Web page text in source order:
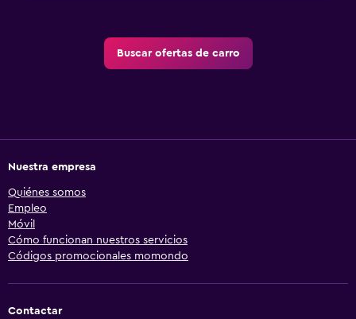
Buscar ofertas de carro
Nuestra empresa
Quiénes somos
Empleo
Móvil
Cómo funcionan nuestros servicios
Códigos promocionales momondo
Contactar